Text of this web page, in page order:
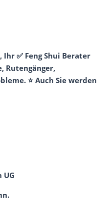
✅ Feng Shui Berater
Rutengänger,
⭐ Auch Sie werden
UG